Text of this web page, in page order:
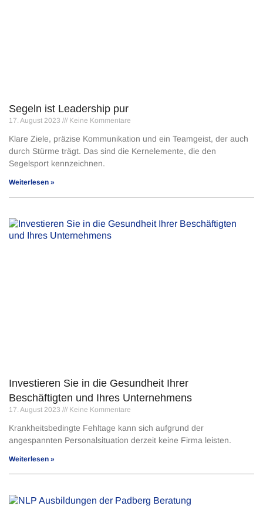
Segeln ist Leadership pur
17. August 2023 Keine Kommentare
Klare Ziele, präzise Kommunikation und ein Teamgeist, der auch
durch Stürme trägt. Das sind die Kernelemente, die den
Segelsport kennzeichnen.
Weiterlesen »
Investieren Sie in die Gesundheit Ihrer
Beschäftigten und Ihres Unternehmens
17. August 2023 Keine Kommentare
Krankheitsbedingte Fehltage kann sich aufgrund der
angespannten Personalsituation derzeit keine Firma leisten.
Weiterlesen »